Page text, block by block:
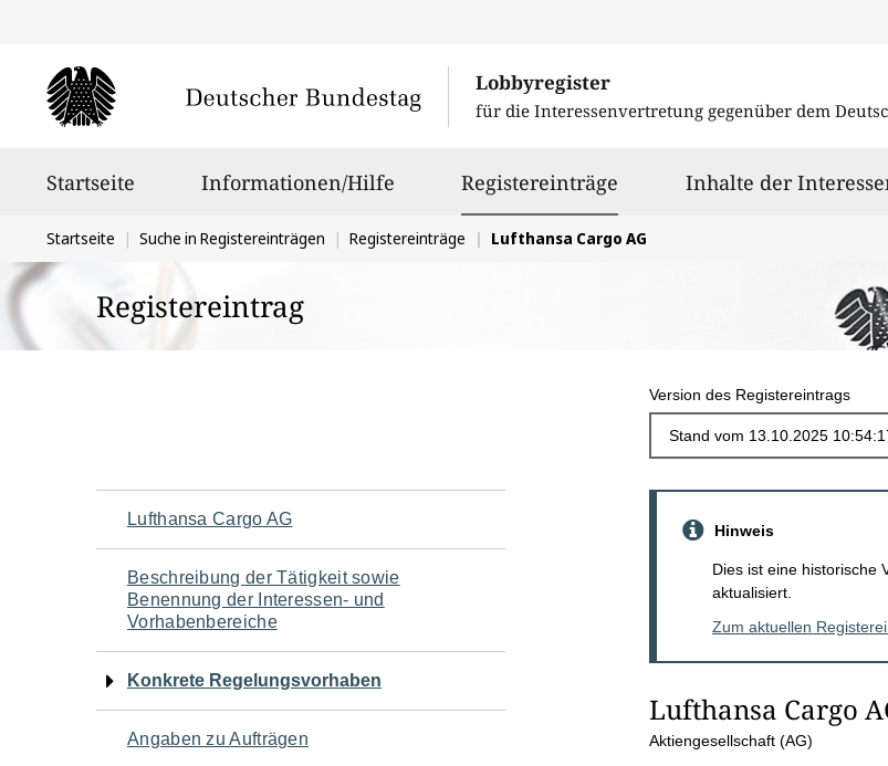
Lobbyregister
für die Interessenvertretung gegenüber dem
Startseite Informationen/Hilfe Registereinträge ausgewähltInhalte der
Sie
befinden
sich
hier:
Startseite Suche in Registereinträgen Registereinträge Lufthansa Cargo AG
Registereintrag
Version des Registereintrags
Navigation
für
den
Seiteninhalt
Lufthansa Cargo AG
Beschreibung der Tätigkeit sowie
Benennung der Interessen- und
Vorhabenbereiche
Konkrete Regelungsvorhaben
Angaben zu Aufträgen
e
Hinweis
Dies ist eine historische
aktualisiert.
Zum aktuellen
Lufthansa Cargo
Aktiengesellschaft (AG)